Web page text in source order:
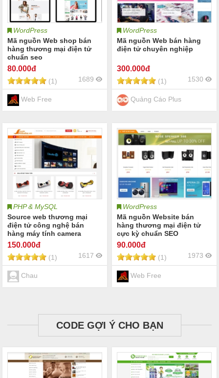
WordPress
Mã nguồn Web shop bán
hàng thương mại điện tử
chuẩn seo
80.000đ
(1) 1689
Web Free
WordPress
Mã nguồn Web bán hàng
điện tử chuyên nghiệp
300.000đ
(1) 1530
Quảng Cáo Plus
PHP & MySQL
Source web thương mại
điện tử công nghệ bán
hàng máy tính camera
150.000đ
(1) 1617
Chau
WordPress
Mã nguồn Website bán
hàng thương mại điện tử
cực kỳ chuẩn SEO
90.000đ
(1) 1973
Web Free
CODE GỢI Ý CHO BẠN